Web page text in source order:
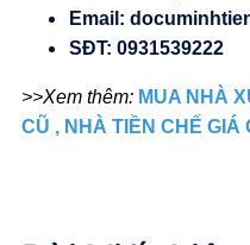
Email:
SĐT: 0931539222
>>Xem thêm: MUA NHÀ
CŨ , NHÀ TIỀN CHẾ GIÁ